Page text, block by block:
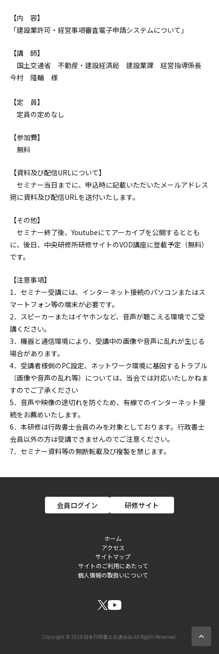
【内 容】
「建設業許可・経営事項審査電子申請システムについて」
【講 師】
国土交通省 不動産・建設経済局 建設業課 経営指導係長
今村 隆輔 様
【定 員】
定員の定めなし
【参加費】
無料
【資料及び配信URLについて】
セミナー当日までに、申込時に記載いただいたメールアドレス
宛に資料及び配信URLを送付いたします。
【その他】
セミナー終了後、Youtubeにてアーカイブを公開するととも
に、後日、中央研修所研修サイトのVOD講座に登載予定（無料）
です。
【注意事項】
1．セミナー受講には、インターネット接続のパソコンまたはス
マートフォン等の端末が必要です。
2．スピーカーまたはイヤホンなど、音声が聴こえる環境でご受
講ください。
3．機器と通信環境により、受講中の画像や音声に乱れが生じる
場合があります。
4．受講者様側のPC設定、ネットワーク環境に基因するトラブル
（画像や音声の乱れ等）については、当会では対応いたしかねま
すのでご了承ください
5．音声や映像の途切れを防ぐため、有線でのインターネット接
続をお薦めいたします。
6．本研修は行政書士会員のみを対象としております。行政書士
会員以外の方は受講できませんのでご注意ください。
7．セミナー資料等の無断転載及び複製を禁じます。
会員ログイン 研修サイト
ホーム
アクセス
サイトマップ
サイトのご利用にあたって
個人情報の取扱いについて
Copyright © 2026 日本行政書士会連合会 All Rights Reserved. expand_less